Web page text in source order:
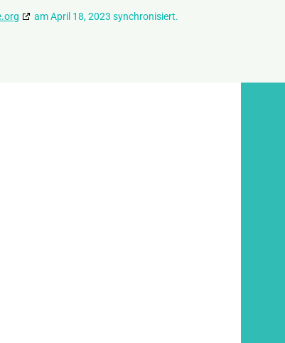
am April 18, 2023 synchronisiert.